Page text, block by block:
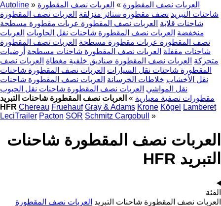
Autoline » العربات نصف المقطورة » العربات نصف المقطورة
شاحنات التبريد نصف مقطورة ستائر منزلقة العربات نصف المقطورة
شاحنات قلابة العربات نصف المقطورة عربات مقطورة مسطحة
منخفضة العربات نصف المقطورة شاحنات نقل الحاويات العربات
نصف المقطورة عربات مقطورة مسطحة العربات نصف المقطورة
شاحنات مقفلة العربات نصف المقطورة شاحنات مسطحة أرضيات
متحركة العربات نصف المقطورة صناديق خلفية مغطاة العربات نصف
المقطورة شاحنات نقل السيارات العربات نصف المقطورة شاحنات
نقل الأخشاب خلاطات الخرسانة العربات نصف المقطورة شاحنات
نقل المواشي العربات نصف المقطورة شاحنات نقل الحبوب
مقطورات نصفية معيارية » العربات نصف المقطورة شاحنات التبريد
HFR Chereau Fruehauf Gray & Adams Krone Kögel
Lamberet
LeciTrailer Pacton SOR Schmitz Cargobull »
العربات نصف المقطورة شاحنات
التبريد HFR
الفئة
العربات نصف المقطورة شاحنات التبريد العربات نصف المقطورة